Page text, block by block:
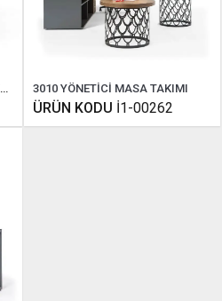
3007 YÖNETİCİ MASA TAKIMI KOPYA 3010 YÖNETİCİ MASA TAKIMI
ÜRÜN KODU İ1-00262